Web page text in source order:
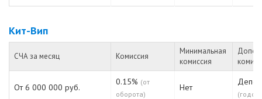
Кит-Вип
СЧА за месяц Комиссия
Минимальная
комиссия
От 6 000 000 руб.
0.15% (от
оборота)
Нет
Депо: